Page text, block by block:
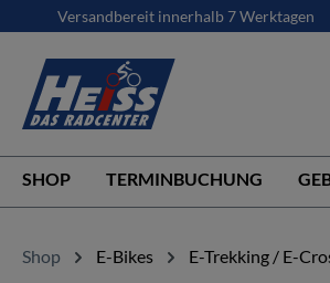
Zur Hauptnavigation springen
Versandbereit innerhalb 7 Werktagen
SHOP TERMINBUCHUNG
Shop E-Bikes E-Trekking / E-